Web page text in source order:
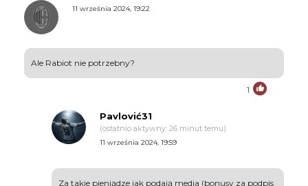
11 września 2024, 19:22
Ale Rabiot nie potrzebny?
1
Pavlović31
(ostatnio aktywny: 26 minut temu)
11 września 2024, 19:59
Za takie pieniądze jak podają media (bonusy za podpis